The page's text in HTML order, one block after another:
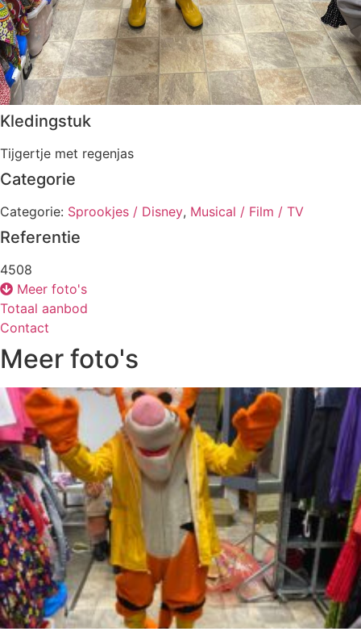
Kledingstuk
Tijgertje met regenjas
Categorie
Categorie: Sprookjes / Disney, Musical / Film / TV
Referentie
4508
Meer foto's
Totaal aanbod
Contact
Meer foto's